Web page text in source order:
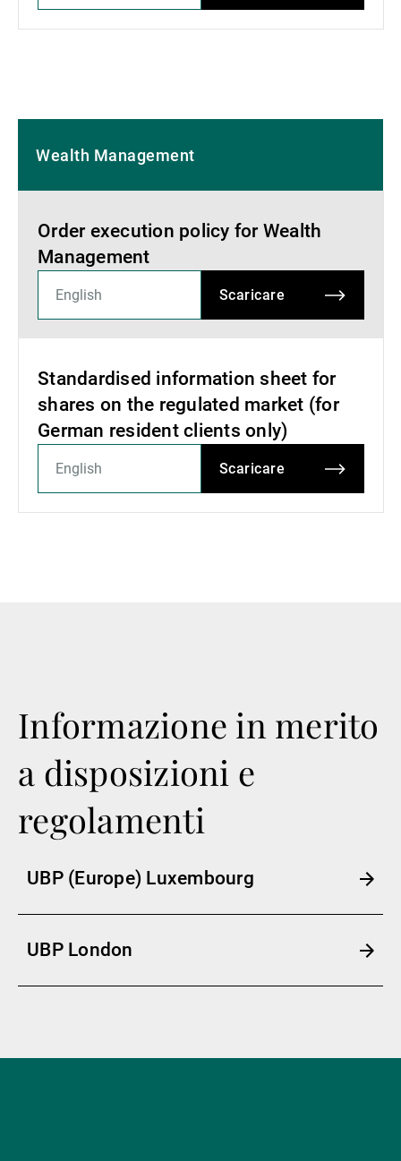
Wealth Management
Order execution policy for Wealth
Management
Scaricare
Standardised information sheet for
shares on the regulated market (for
German resident clients only)
Scaricare
Informazione in merito
a disposizioni e
regolamenti
UBP (Europe) Luxembourg
UBP London